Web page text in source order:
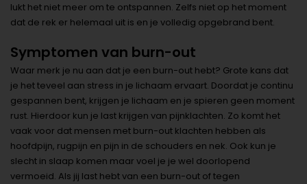
lukt het niet meer om te ontspannen. Zelfs niet op het moment
dat de rek er helemaal uit is en je volledig opgebrand bent.
Symptomen van burn-out
Waar merk je nu aan dat je een burn-out hebt? Grote kans dat
je het teveel aan stress in je lichaam ervaart. Doordat je continu
gespannen bent, krijgen je lichaam en je spieren geen moment
rust. Hierdoor kun je last krijgen van pijnklachten. Zo komt het
vaak voor dat mensen met burn-out klachten hebben als
hoofdpijn, rugpijn en pijn in de schouders en nek. Ook kun je
slecht in slaap komen maar voel je je wel doorlopend
vermoeid. Als jij last hebt van een burn-out of tegen